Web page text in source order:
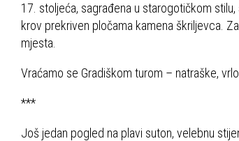
17. stoljeća, sagrađena u starogotičkom
krov prekriven pločama kamena škriljevca.
mjesta.
Vraćamo se Gradiškom turom – natraške,
***
Još jedan pogled na plavi suton, velebnu